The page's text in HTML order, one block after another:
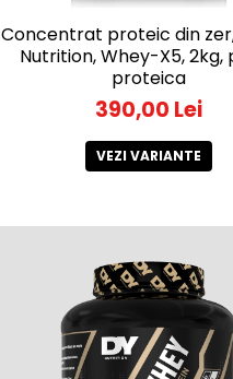
Concentrat proteic din
Nutrition, Whey-X5, 2kg,
proteica
390,00 Lei
VEZI VARIANTE